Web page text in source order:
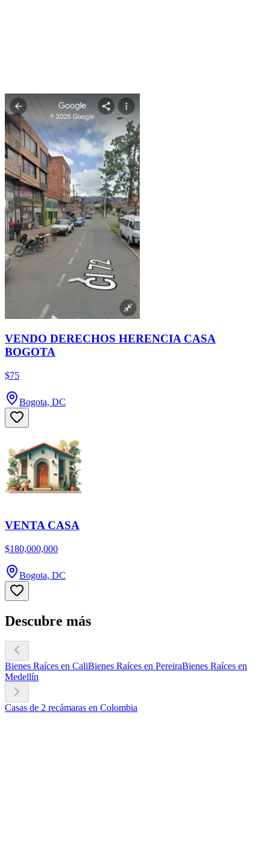
VENDO DERECHOS HERENCIA CASA
BOGOTA
$75
Bogota, DC
VENTA CASA
$180,000,000
Bogota, DC
Descubre más
Bienes Raíces en CaliBienes Raíces en PereiraBienes Raíces en
Medellín
Casas de 2 recámaras en Colombia